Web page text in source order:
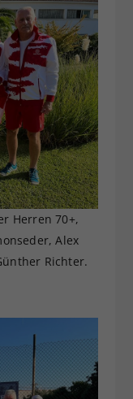
Herren 70+,
Alex
Richter.